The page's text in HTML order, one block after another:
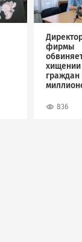
фирмы
хищении
граждан
836